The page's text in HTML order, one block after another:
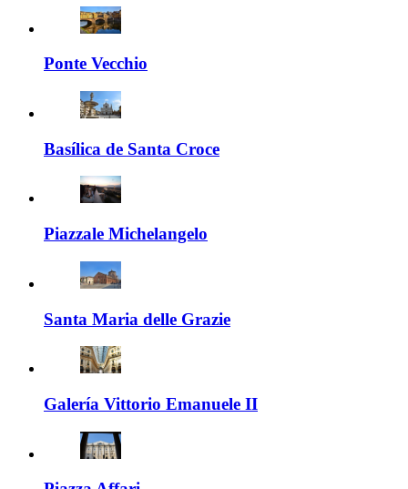
Ponte Vecchio
Basílica de Santa Croce
Piazzale Michelangelo
Santa Maria delle Grazie
Galería Vittorio Emanuele II